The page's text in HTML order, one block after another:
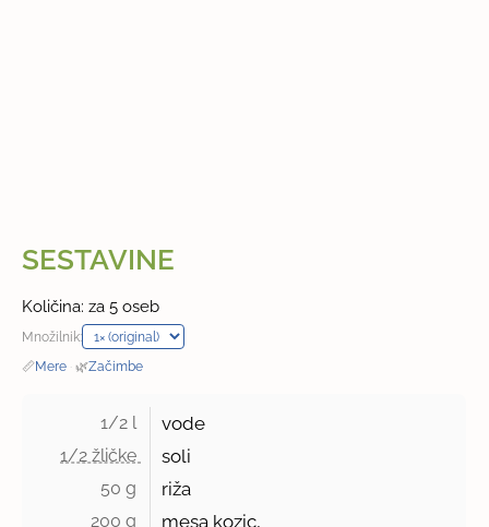
SESTAVINE
Količina: za 5 oseb
Množilnik:
📏Mere · 🌿Začimbe
1/2 l vode
1/2 žličke soli
50 g riža
200 g
mesa kozic,